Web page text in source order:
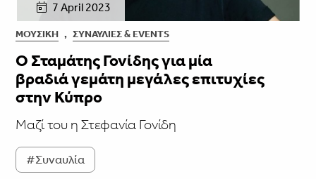
7 April 2023
ΜΟΥΣΙΚΉ , ΣΥΝΑΥΛΊΕΣ & EVENTS
Ο Σταμάτης Γονίδης για μία
βραδιά γεμάτη μεγάλες επιτυχίες
στην Κύπρο
Μαζί του η Στεφανία Γονίδη
#Συναυλία